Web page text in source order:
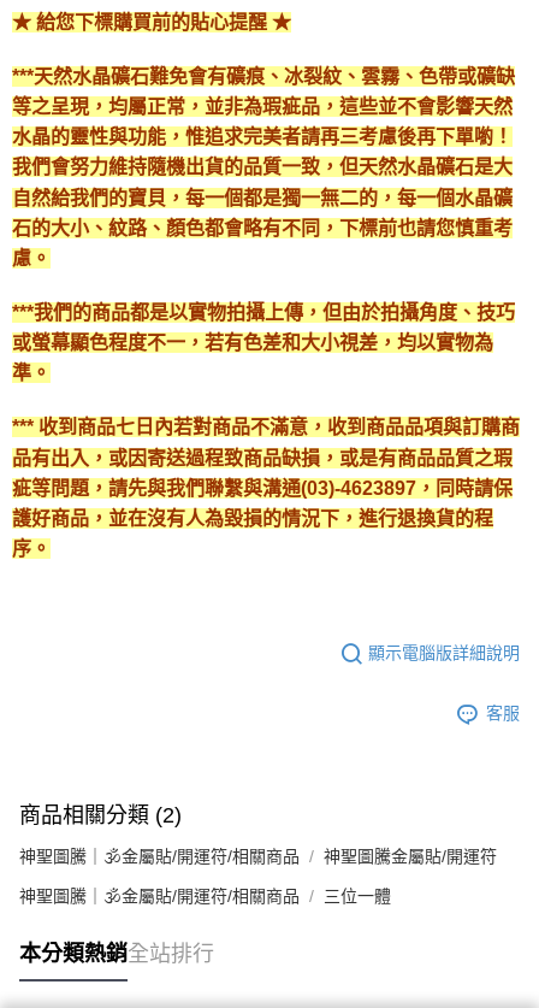
★ 給您下標購買前的貼心提醒 ★
***天然水晶礦石難免會有礦痕、冰裂紋、雲霧、色帶或礦缺
等之呈現，均屬正常，並非為瑕疵品，這些並不會影響天然
水晶的靈性與功能，惟追求完美者請再三考慮後再下單喲！
我們會努力維持隨機出貨的品質一致，但天然水晶礦石是大
自然給我們的寶貝，每一個都是獨一無二的，每一個水晶礦
石的大小、紋路、顏色都會略有不同，下標前也請您慎重考
慮。
***我們的商品都是以實物拍攝上傳，但由於拍攝角度、技巧
或螢幕顯色程度不一，若有色差和大小視差，均以實物為
準。
*** 收到商品七日內若對商品不滿意，收到商品品項與訂購商
品有出入，或因寄送過程致商品缺損，或是有商品品質之瑕
疵等問題，請先與我們聯繫與溝通(03)-4623897，同時請保
護好商品，並在沒有人為毀損的情況下，進行退換貨的程
序。
顯示電腦版詳細說明
客服
商品相關分類 (2)
神聖圖騰｜🕉金屬貼/開運符/相關商品 神聖圖騰金屬貼/開運符
神聖圖騰｜🕉金屬貼/開運符/相關商品 三位一體
本分類熱銷全站排行